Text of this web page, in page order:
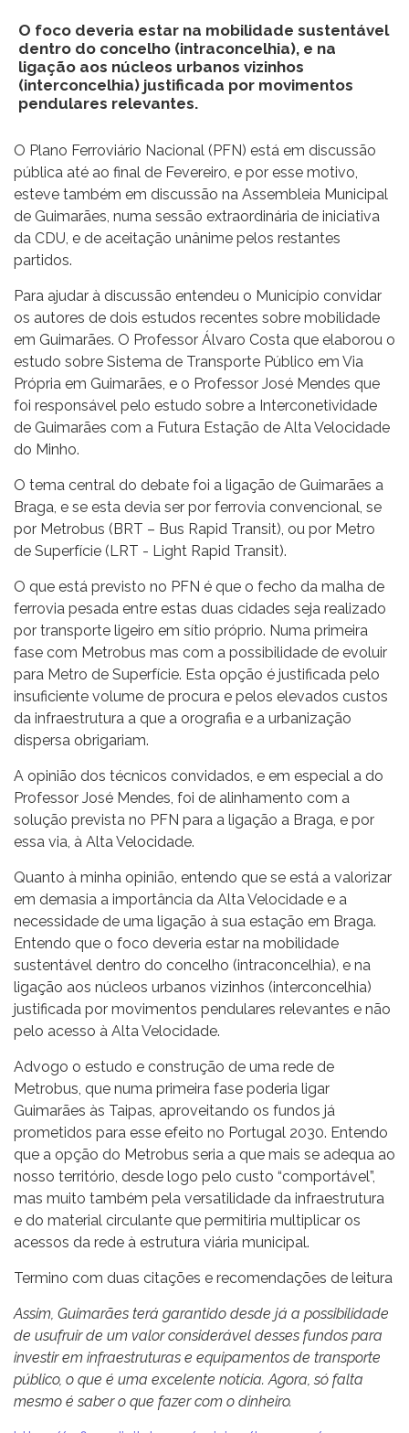
O foco deveria estar na mobilidade sustentável
dentro do concelho (intraconcelhia), e na
ligação aos núcleos urbanos vizinhos
(interconcelhia) justificada por movimentos
pendulares relevantes.
O Plano Ferroviário Nacional (PFN) está em discussão
pública até ao final de Fevereiro, e por esse motivo,
esteve também em discussão na Assembleia Municipal
de Guimarães, numa sessão extraordinária de iniciativa
da CDU, e de aceitação unânime pelos restantes
partidos.
Para ajudar à discussão entendeu o Município convidar
os autores de dois estudos recentes sobre mobilidade
em Guimarães. O Professor Álvaro Costa que elaborou o
estudo sobre Sistema de Transporte Público em Via
Própria em Guimarães, e o Professor José Mendes que
foi responsável pelo estudo sobre a Interconetividade
de Guimarães com a Futura Estação de Alta Velocidade
do Minho.
O tema central do debate foi a ligação de Guimarães a
Braga, e se esta devia ser por ferrovia convencional, se
por Metrobus (BRT – Bus Rapid Transit), ou por Metro
de Superfície (LRT - Light Rapid Transit).
O que está previsto no PFN é que o fecho da malha de
ferrovia pesada entre estas duas cidades seja realizado
por transporte ligeiro em sítio próprio. Numa primeira
fase com Metrobus mas com a possibilidade de evoluir
para Metro de Superfície. Esta opção é justificada pelo
insuficiente volume de procura e pelos elevados custos
da infraestrutura a que a orografia e a urbanização
dispersa obrigariam.
A opinião dos técnicos convidados, e em especial a do
Professor José Mendes, foi de alinhamento com a
solução prevista no PFN para a ligação a Braga, e por
essa via, à Alta Velocidade.
Quanto à minha opinião, entendo que se está a valorizar
em demasia a importância da Alta Velocidade e a
necessidade de uma ligação à sua estação em Braga.
Entendo que o foco deveria estar na mobilidade
sustentável dentro do concelho (intraconcelhia), e na
ligação aos núcleos urbanos vizinhos (interconcelhia)
justificada por movimentos pendulares relevantes e não
pelo acesso à Alta Velocidade.
Advogo o estudo e construção de uma rede de
Metrobus, que numa primeira fase poderia ligar
Guimarães às Taipas, aproveitando os fundos já
prometidos para esse efeito no Portugal 2030. Entendo
que a opção do Metrobus seria a que mais se adequa ao
nosso território, desde logo pelo custo “comportável”,
mas muito também pela versatilidade da infraestrutura
e do material circulante que permitiria multiplicar os
acessos da rede à estrutura viária municipal.
Termino com duas citações e recomendações de leitura
Assim, Guimarães terá garantido desde já a possibilidade
de usufruir de um valor considerável desses fundos para
investir em infraestruturas e equipamentos de transporte
público, o que é uma excelente notícia. Agora, só falta
mesmo é saber o que fazer com o dinheiro.